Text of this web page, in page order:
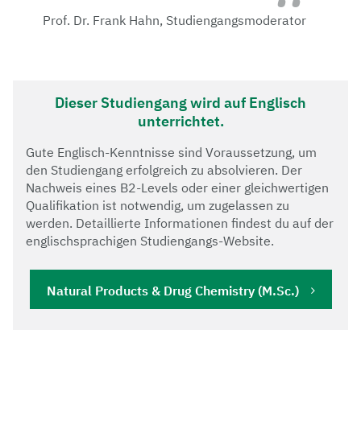
Prof. Dr. Frank Hahn, Studiengangsmoderator
Dieser Studiengang wird auf Englisch
unterrichtet.
Gute Englisch-Kenntnisse sind Voraussetzung, um
den Studiengang erfolgreich zu absolvieren. Der
Nachweis eines B2-Levels oder einer gleichwertigen
Qualifikation ist notwendig, um zugelassen zu
werden. Detaillierte Informationen findest du auf der
englischsprachigen Studiengangs-Website.
Natural Products & Drug Chemistry (M.Sc.)